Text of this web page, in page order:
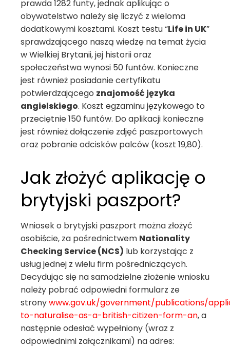
prawda 1282 funty, jednak aplikując o
obywatelstwo należy się liczyć z wieloma
dodatkowymi kosztami. Koszt testu “Life in UK”
sprawdzającego naszą wiedzę na temat życia
w Wielkiej Brytanii, jej historii oraz
społeczeństwa wynosi 50 funtów. Konieczne
jest również posiadanie certyfikatu
potwierdzającego znajomość języka
angielskiego. Koszt egzaminu językowego to
przeciętnie 150 funtów. Do aplikacji konieczne
jest również dołączenie zdjęć paszportowych
oraz pobranie odcisków palców (koszt 19,80).
Jak złożyć aplikację o
brytyjski paszport?
Wniosek o brytyjski paszport można złożyć
osobiście, za pośrednictwem Nationality
Checking Service (NCS) lub korzystając z
usług jednej z wielu firm pośredniczących.
Decydując się na samodzielne złożenie wniosku
należy pobrać odpowiedni formularz ze
stronywww.gov.uk/government/publications/
to-naturalise-as-a-british-citizen-form-an, a
następnie odesłać wypełniony (wraz z
odpowiednimi załącznikami) na adres: